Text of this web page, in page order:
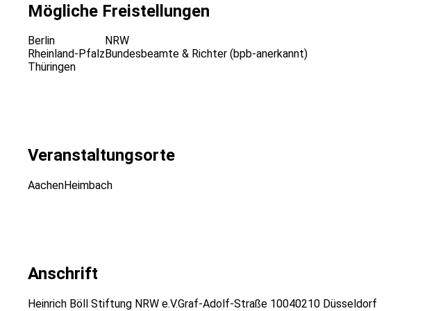
Mögliche Freistellungen
Berlin
Rheinland-Pfalz
Thüringen
NRW
Bundesbeamte & Richter (bpb-anerkannt)
Veranstaltungsorte
AachenHeimbach
Anschrift
Heinrich Böll Stiftung NRW e.V.Graf-Adolf-Straße 10040210 Düsseldorf